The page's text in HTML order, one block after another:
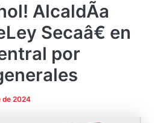
AlcaldÃ­a
Secaâ€ en
por
de 2024